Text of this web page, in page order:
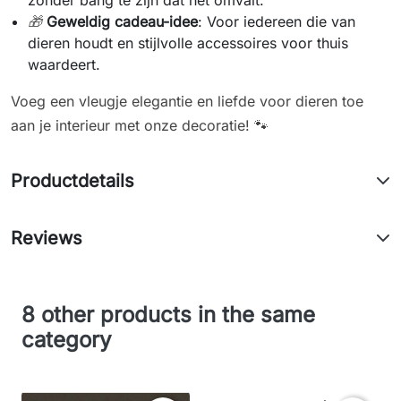
🎁 Geweldig cadeau-idee: Voor iedereen die van
dieren houdt en stijlvolle accessoires voor thuis
waardeert.
Voeg een vleugje elegantie en liefde voor dieren toe
aan je interieur met onze decoratie! 🐾
Productdetails
Reviews
8 other products in the same
category